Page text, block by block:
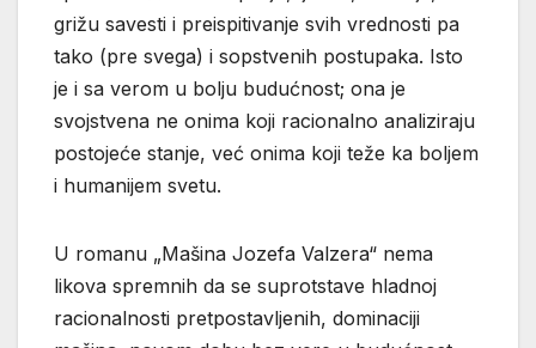
grižu savesti i preispitivanje svih vrednosti pa
tako (pre svega) i sopstvenih postupaka. Isto
je i sa verom u bolju budućnost; ona je
svojstvena ne onima koji racionalno analiziraju
postojeće stanje, već onima koji teže ka boljem
i humanijem svetu.
U romanu „Mašina Jozefa Valzera“ nema
likova spremnih da se suprotstave hladnoj
racionalnosti pretpostavljenih, dominaciji